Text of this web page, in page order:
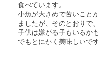
食べています。
小魚が大きめで苦いこと
ましたが、そのとおりで
子供は嫌がる子もいるか
でもとにかく美味しいで